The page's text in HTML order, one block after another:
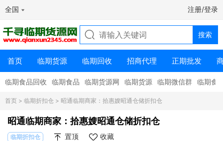
全国 注册/登录
首页 临期货源 临期回收 招商代理 正期批发
临期食品回收 临期食品 临期货源网 临期货源 临期微信群 临期食
首页 > 临期折扣仓 > 昭通临期商家：拾惠嫂昭通仓储折扣仓
昭通临期商家：拾惠嫂昭通仓储折扣仓
临期折扣仓 置顶 收藏